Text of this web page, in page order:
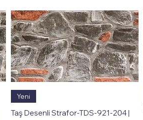
Yeni
Taş Desenli Strafor-TDS-921-204 |